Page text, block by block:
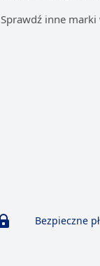
Sprawdź inne
Bezpieczne